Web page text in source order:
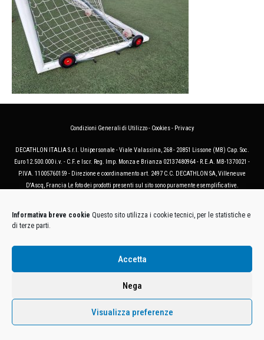
Informativa breve cookie Questo sito utilizza i cookie tecnici, per le statistiche e
di terze parti.
Accetta
Nega
Visualizza preferenze
Condizioni Generali di Utilizzo- Cookies- Privacy
DECATHLON ITALIA S.r.l. Unipersonale - Viale Valassina, 268 - 20851 Lissone (MB) Cap. Soc.
Euro 12.500.000 i.v. - C.F. e Iscr. Reg. Imp. Monza e Brianza 02137480964 - R.E.A. MB-1370021 -
P.IVA. 11005760159 - Direzione e coordinamento art. 2497 C.C. DECATHLON SA, Villeneuve
D'Ascq, Francia Le foto dei prodotti presenti sul sito sono puramente esemplificative.